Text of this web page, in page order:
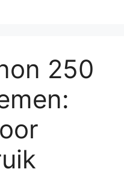
250